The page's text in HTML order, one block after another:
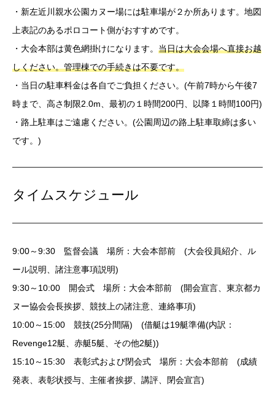
・新左近川親水公園カヌー場には駐車場が２か所あります。地図
上表記のあるポロコート側がおすすめです。
・大会本部は黄色網掛けになります。 当日は大会会場へ直接お越
しください。管理棟での手続きは不要です。
・当日の駐車料金は各自でご負担ください。(午前7時から午後7
時まで、高さ制限2.0m、最初の１時間200円、以降１時間100円)
・路上駐車はご遠慮ください。(公園周辺の路上駐車取締は多い
です。)
タイムスケジュール
9:00～9:30 監督会議 場所：大会本部前 (大会役員紹介、ル
ール説明、諸注意事項説明)
9:30～10:00 開会式 場所：大会本部前 (開会宣言、東京都カ
ヌー協会会長挨拶、競技上の諸注意、連絡事項)
10:00～15:00 競技(25分間隔) (借艇は19艇準備(内訳：
Revenge12艇、赤艇5艇、その他2艇))
15:10～15:30 表彰式および閉会式 場所：大会本部前 (成績
発表、表彰状授与、主催者挨拶、講評、閉会宣言)